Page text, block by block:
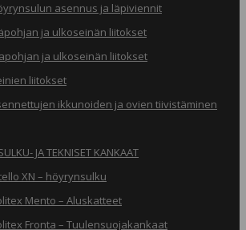
asennus ja läpiviennit
ja ulkoseinän liitokset
ja ulkoseinän liitokset
liitokset
ikkunoiden ja ovien tiivistäminen
JA TEKNISET KANKAAT
XN – höyrynsulku
Mento – Aluskatteet
Fronta – Tuulensuojakankaat